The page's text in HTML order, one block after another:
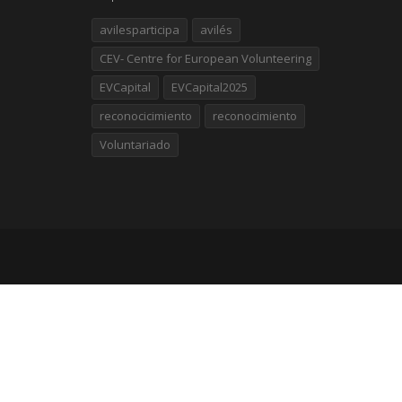
avilesparticipa
avilés
CEV- Centre for European Volunteering
EVCapital
EVCapital2025
reconocicimiento
reconocimiento
Voluntariado